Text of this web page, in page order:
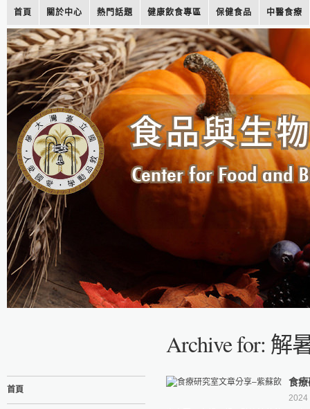
首頁 關於中心 熱門話題 健康飲食專區 保健食品 中醫食療
Archive for: 解
首頁
食療
2024